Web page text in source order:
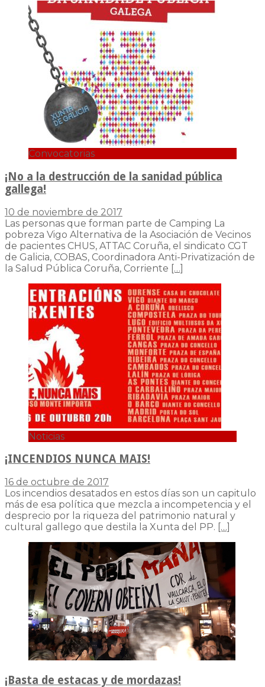
Convocatorias
¡No a la destrucción de la sanidad pública
gallega!
10 de noviembre de 2017
Las personas que forman parte de Camping La
pobreza Vigo Alternativa de la Asociación de Vecinos
de pacientes CHUS, ATTAC Coruña, el sindicato CGT
de Galicia, COBAS, Coordinadora Anti-Privatización de
la Salud Pública Coruña, Corriente […]
Noticias
¡INCENDIOS NUNCA MAIS!
16 de octubre de 2017
Los incendios desatados en estos días son un capitulo
más de esa política que mezcla a incompetencia y el
desprecio por la riqueza del patrimonio natural y
cultural gallego que destila la Xunta del PP. […]
¡Basta de estacas y de mordazas!